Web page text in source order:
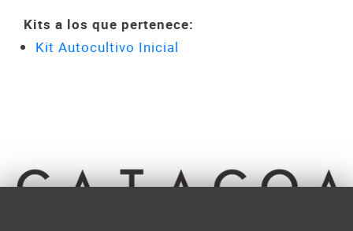
Kits a los que pertenece:
Kit Autocultivo Inicial